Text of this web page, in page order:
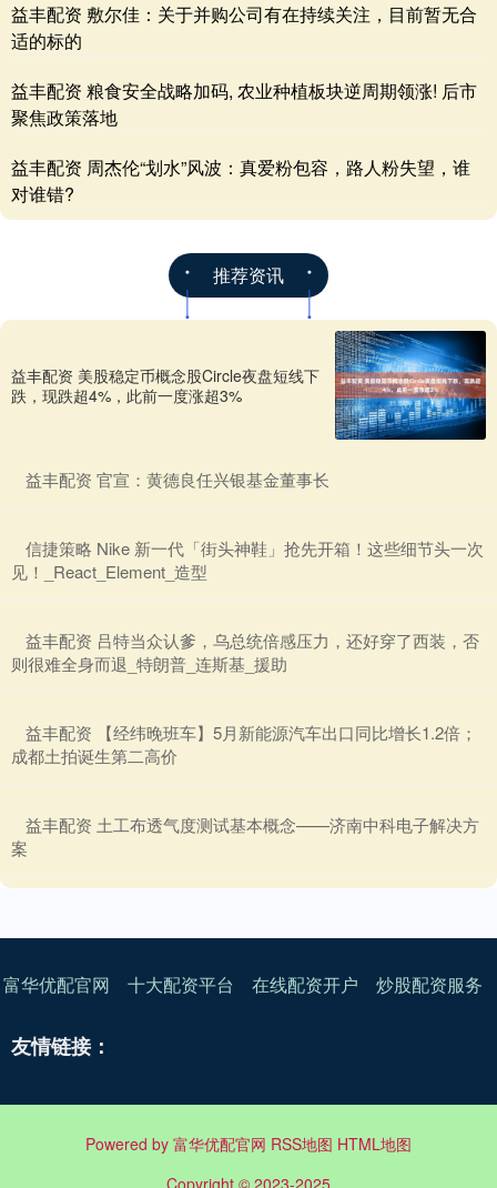
益丰配资 敷尔佳：关于并购公司有在持续关注，目前暂无合
适的标的
益丰配资 粮食安全战略加码, 农业种植板块逆周期领涨! 后市
聚焦政策落地
益丰配资 周杰伦“划水”风波：真爱粉包容，路人粉失望，谁
对谁错?
推荐资讯
益丰配资 美股稳定币概念股Circle夜盘短线下
跌，现跌超4%，此前一度涨超3%
​益丰配资 官宣：黄德良任兴银基金董事长
​信捷策略 Nike 新一代「街头神鞋」抢先开箱！这些细节头一次
见！_React_Element_造型
​益丰配资 吕特当众认爹，乌总统倍感压力，还好穿了西装，否
则很难全身而退_特朗普_连斯基_援助
​益丰配资 【经纬晚班车】5月新能源汽车出口同比增长1.2倍；
成都土拍诞生第二高价
​益丰配资 土工布透气度测试基本概念——济南中科电子解决方
案
富华优配官网 十大配资平台 在线配资开户 炒股配资服务
友情链接：
Powered by 富华优配官网 RSS地图 HTML地图
Copyright © 2023-2025